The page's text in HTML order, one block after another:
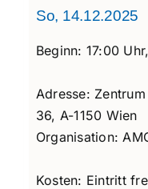
So, 14.12.2025
Beginn: 17:00 Uhr,
Adresse:
36, A-1150 Wien
Organisation:
Kosten: Eintritt